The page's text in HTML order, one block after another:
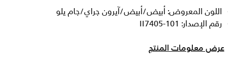
اللون المعروض: أبيض/أبيض/آيرون جراي/جام يلو
رقم الإصدار: II7405-101
عرض معلومات المنتج